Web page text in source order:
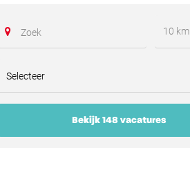
10 km
Bekijk 148 vacatures